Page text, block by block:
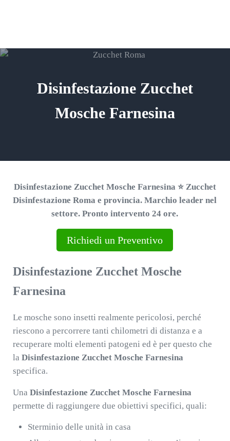
Disinfestazione Zucchet
Mosche Farnesina
Disinfestazione Zucchet Mosche Farnesina ⭐ Zucchet
Disinfestazione Roma e provincia. Marchio leader nel
settore. Pronto intervento 24 ore.
Richiedi un Preventivo
Disinfestazione Zucchet Mosche
Farnesina
Le mosche sono insetti realmente pericolosi, perché
riescono a percorrere tanti chilometri di distanza e a
recuperare molti elementi patogeni ed è per questo che
la Disinfestazione Zucchet Mosche Farnesina
specifica.
Una Disinfestazione Zucchet Mosche Farnesina
permette di raggiungere due obiettivi specifici, quali:
Sterminio delle unità in casa